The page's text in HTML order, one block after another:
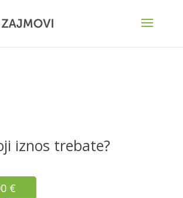
iznos trebate?
€